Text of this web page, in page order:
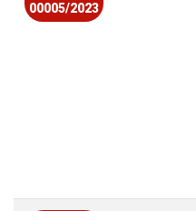
00005/2023